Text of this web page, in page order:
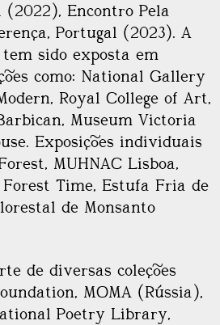
Encontro Pela
Portugal (2023). A
sido exposta em
como: National Gallery
Royal College of Art,
Museum Victoria
Exposições individuais
MUHNAC Lisboa,
Time, Estufa Fria de
de Monsanto
de diversas coleções
MOMA (Rússia),
Poetry Library,